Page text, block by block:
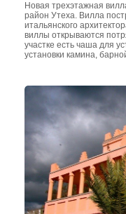
Новая трехэтажная
район Утеха. Вилла
итальянского
виллы открываются
участке есть чаша для
установки камина,